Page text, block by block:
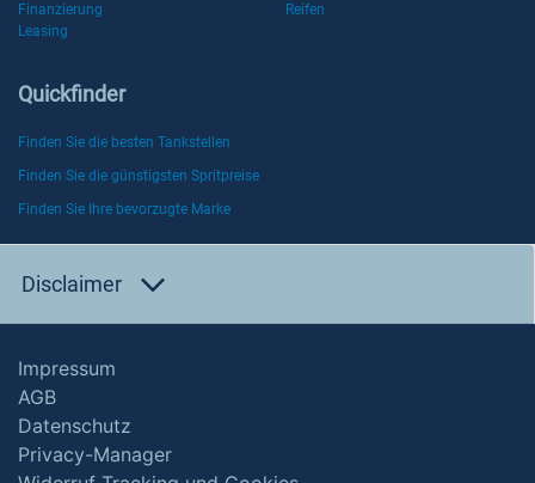
Finanzierung
Reifen
Leasing
Quickfinder
Finden Sie die besten Tankstellen
Finden Sie die günstigsten Spritpreise
Finden Sie Ihre bevorzugte Marke
Disclaimer
Impressum
AGB
Datenschutz
Privacy-Manager